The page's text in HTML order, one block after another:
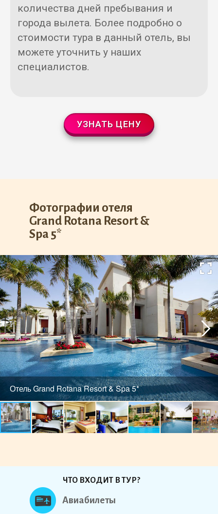
количества дней пребывания и
города вылета. Более подробно о
стоимости тура в данный отель, вы
можете уточнить у наших
специалистов.
УЗНАТЬ ЦЕНУ
Фотографии отеля
Grand Rotana Resort &
Spa 5*
Отель Grand Rotana Resort & Spa 5*
ЧТО ВХОДИТ В ТУР?
Авиабилеты